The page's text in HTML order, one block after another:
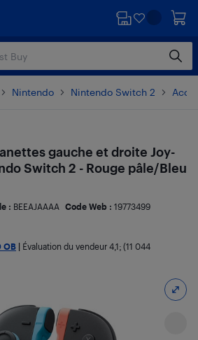
Nintendo Nintendo Switch 2
gauche et droite Joy-
Switch 2 - Rouge pâle/Bleu
: BEEAJAAAA Code Web : 19773499
OB Évaluation du vendeur 4,1; (11 044